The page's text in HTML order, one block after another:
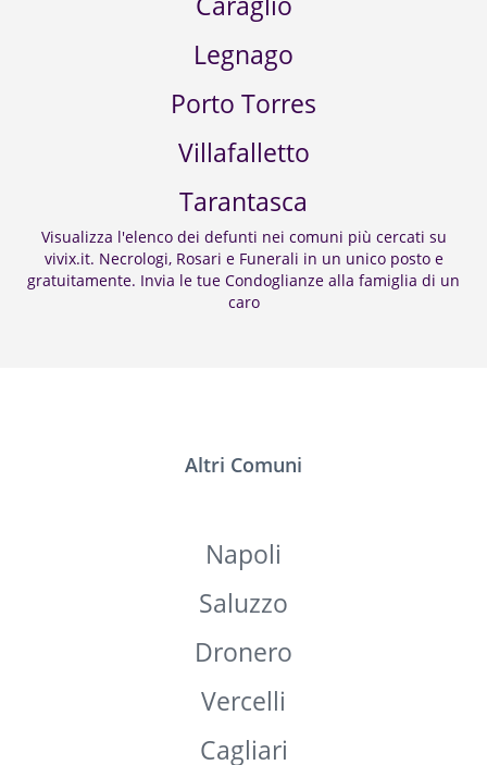
Busca
Cardano al Campo
Orta di Atella
Centallo
Frattaminore
Caraglio
Legnago
Tarantasca
caro
Altri Comuni